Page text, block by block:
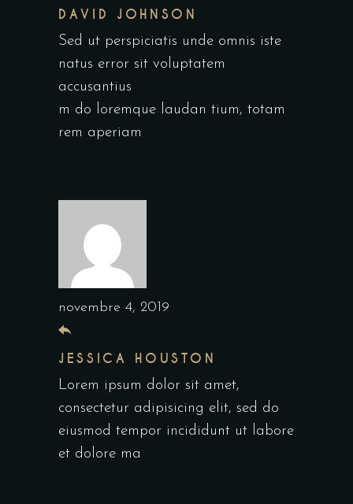
DAVID JOHNSON
Sed ut perspiciatis unde omnis iste
natus error sit voluptatem
accusantius
m do loremque laudan tium, totam
rem aperiam
novembre 4, 2019
JESSICA HOUSTON
Lorem ipsum dolor sit amet,
consectetur adipisicing elit, sed do
eiusmod tempor incididunt ut labore
et dolore ma